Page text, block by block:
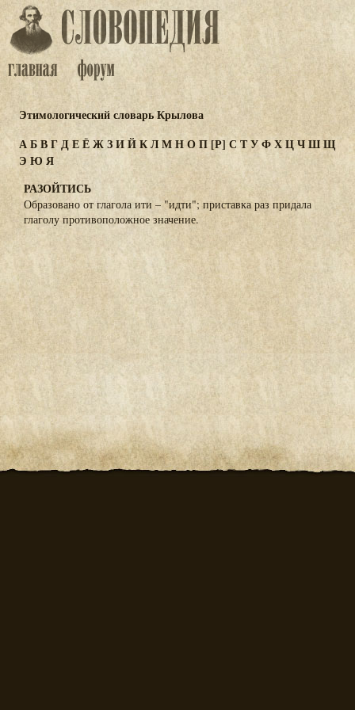
Этимологический словарь Крылова
АБВГДЕЁЖЗИЙКЛМНОП[Р] СТУФХЦЧШЩ
Э Ю Я
РАЗОЙТИСЬ
Образовано от глагола ити – "идти"; приставка раз придала
глаголу противоположное значение.